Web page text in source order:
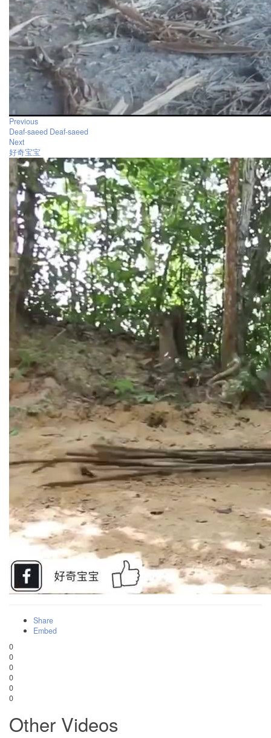
Previous
Deaf-saeed Deaf-saeed
Next
好奇宝宝
Share
Embed
0
0
0
0
0
0
Other Videos